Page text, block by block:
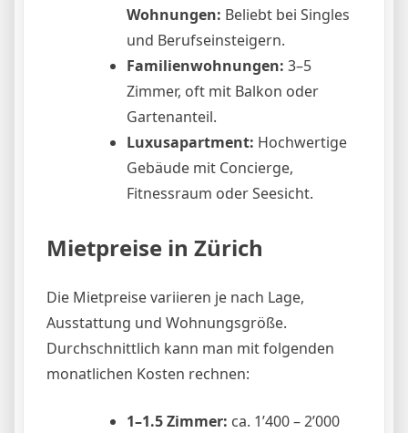
Wohnungen: Beliebt bei Singles
und Berufseinsteigern.
Familienwohnungen: 3–5
Zimmer, oft mit Balkon oder
Gartenanteil.
Luxusapartment: Hochwertige
Gebäude mit Concierge,
Fitnessraum oder Seesicht.
Mietpreise in Zürich
Die Mietpreise variieren je nach Lage,
Ausstattung und Wohnungsgröße.
Durchschnittlich kann man mit folgenden
monatlichen Kosten rechnen:
1–1.5 Zimmer: ca. 1’400 – 2’000